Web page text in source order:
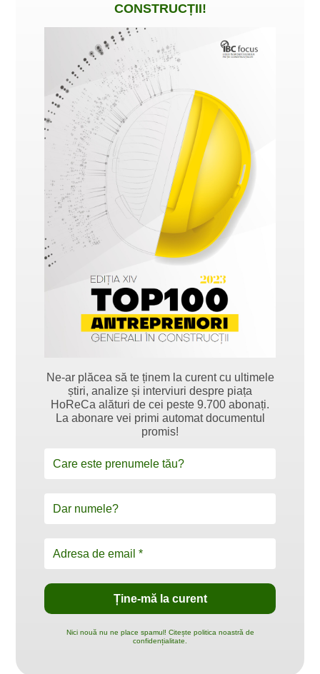
CONSTRUCȚII!
Ne-ar plăcea să te ținem la curent cu ultimele
știri, analize și interviuri despre piața
HoReCa alături de cei peste 9.700 abonați.
La abonare vei primi automat documentul
promis!
Nici nouă nu ne place spamul! Citește politica noastră de
confidențialitate.